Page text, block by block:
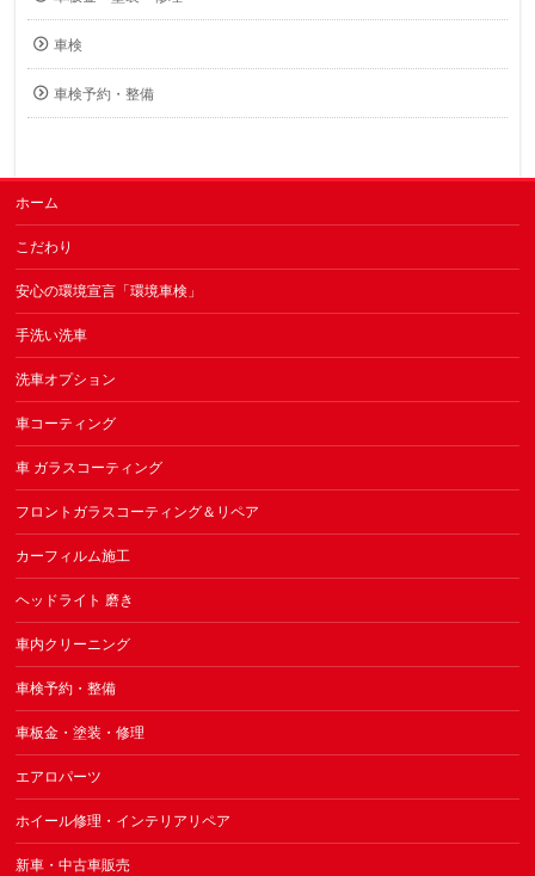
車検
車検予約・整備
ホーム
こだわり
安心の環境宣言「環境車検」
手洗い洗車
洗車オプション
車コーティング
車 ガラスコーティング
フロントガラスコーティング＆リペア
カーフィルム施工
ヘッドライト 磨き
車内クリーニング
車検予約・整備
車板金・塗装・修理
エアロパーツ
ホイール修理・インテリアリペア
新車・中古車販売